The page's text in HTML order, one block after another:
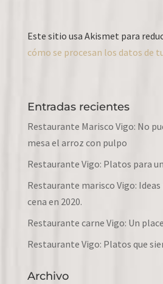
Este sitio usa Akismet para
cómo se procesan los datos de
Entradas recientes
Restaurante Marisco Vigo: No
mesa el arroz con pulpo
Restaurante Vigo: Platos para
Restaurante marisco Vigo:
cena en 2020.
Restaurante carne Vigo: Un
Restaurante Vigo: Platos que
Archivo